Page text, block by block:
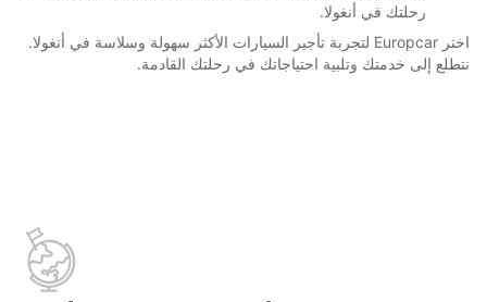
رحلتك في أنغولا.
اختر Europcar لتجربة تأجير السيارات الأكثر سهولة وسلاسة في أنغولا.
نتطلع إلى خدمتك وتلبية احتياجاتك في رحلتك القادمة.